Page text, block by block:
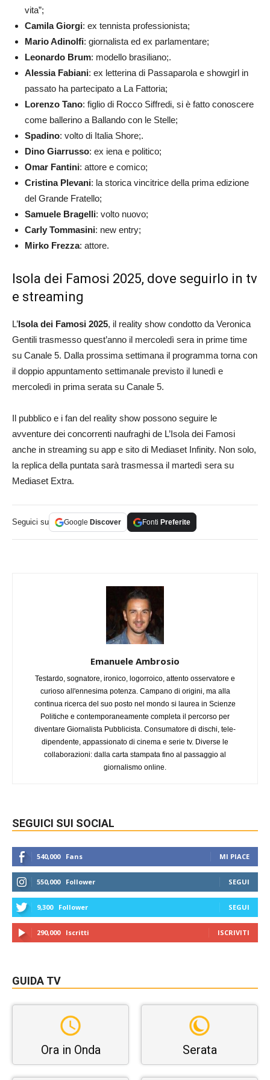
vita”;
Camila Giorgi: ex tennista professionista;
Mario Adinolfi: giornalista ed ex parlamentare;
Leonardo Brum: modello brasiliano;.
Alessia Fabiani: ex letterina di Passaparola e showgirl in
passato ha partecipato a La Fattoria;
Lorenzo Tano: figlio di Rocco Siffredi, si è fatto conoscere
come ballerino a Ballando con le Stelle;
Spadino: volto di Italia Shore;.
Dino Giarrusso: ex iena e politico;
Omar Fantini: attore e comico;
Cristina Plevani: la storica vincitrice della prima edizione
del Grande Fratello;
Samuele Bragelli: volto nuovo;
Carly Tommasini: new entry;
Mirko Frezza: attore.
Isola dei Famosi 2025, dove seguirlo in tv
e streaming
L’ Isola dei Famosi 2025, il reality show condotto da Veronica
Gentili trasmesso quest’anno il mercoledì sera in prime time
su Canale 5. Dalla prossima settimana il programma torna con
il doppio appuntamento settimanale previsto il lunedì e
mercoledì in prima serata su Canale 5.
Il pubblico e i fan del reality show possono seguire le
avventure dei concorrenti naufraghi de L’Isola dei Famosi
anche in streaming su app e sito di Mediaset Infinity. Non solo,
la replica della puntata sarà trasmessa il martedì sera su
Mediaset Extra.
Seguici su Google Discover Fonti Preferite
Emanuele Ambrosio
Testardo, sognatore, ironico, logorroico, attento osservatore e
curioso all'ennesima potenza. Campano di origini, ma alla
continua ricerca del suo posto nel mondo si laurea in Scienze
Politiche e contemporaneamente completa il percorso per
diventare Giornalista Pubblicista. Consumatore di dischi, tele-
dipendente, appassionato di cinema e serie tv. Diverse le
collaborazioni: dalla carta stampata fino al passaggio al
giornalismo online.
SEGUICI SUI SOCIAL
540,000 Fans MI PIACE
550,000 Follower SEGUI
9,300 Follower SEGUI
290,000 Iscritti ISCRIVITI
GUIDA TV
Ora in Onda Serata